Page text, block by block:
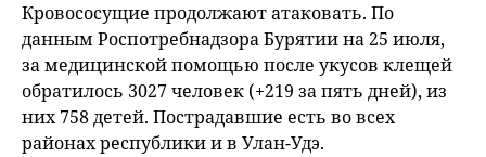
Кровососущие продолжают атаковать. По
данным Роспотребнадзора Бурятии на 25 июля,
за медицинской помощью после укусов клещей
обратилось 3027 человек (+219 за пять дней), из
них 758 детей. Пострадавшие есть во всех
районах республики и в Улан-Удэ.